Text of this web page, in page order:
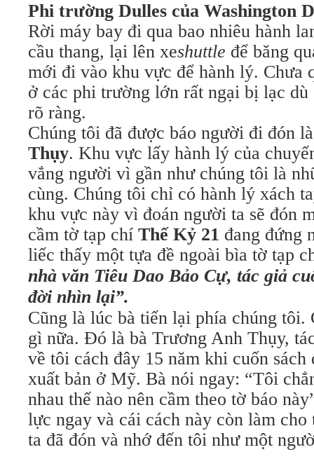
Phi trường Dulles của Washington
Rời máy bay đi qua bao nhiêu hành
cầu thang, lại lên xeshuttle để băng
mới đi vào khu vực để hành lý. Chưa
ở các phi trường lớn rất ngại bị lạc dù
rõ ràng.
Chúng tôi đã được báo người đi đón
Thụy. Khu vực lấy hành lý của
vắng người vì gần như chúng tôi là
cùng. Chúng tôi chỉ có hành lý xách
khu vực này vì đoán người ta sẽ đón
cầm tờ tạp chí Thế Kỷ 21 đang đứng
liếc thấy một tựa đề ngoài bìa tờ tạp
nhà văn Tiêu Dao Bảo Cự, tác giả
đời nhìn lại”.
Cũng là lúc bà tiến lại phía chúng tôi.
gì nữa. Đó là bà Trương Anh Thụy,
về tôi cách đây 15 năm khi cuốn
xuất bản ở Mỹ. Bà nói ngay: “Tôi
nhau thế nào nên cầm theo tờ báo
lực ngay và cái cách này còn làm
ta đã đón và nhớ đến tôi như một